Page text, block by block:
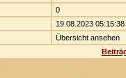
0
19.08.2023 05:15:38
Übersicht ansehen